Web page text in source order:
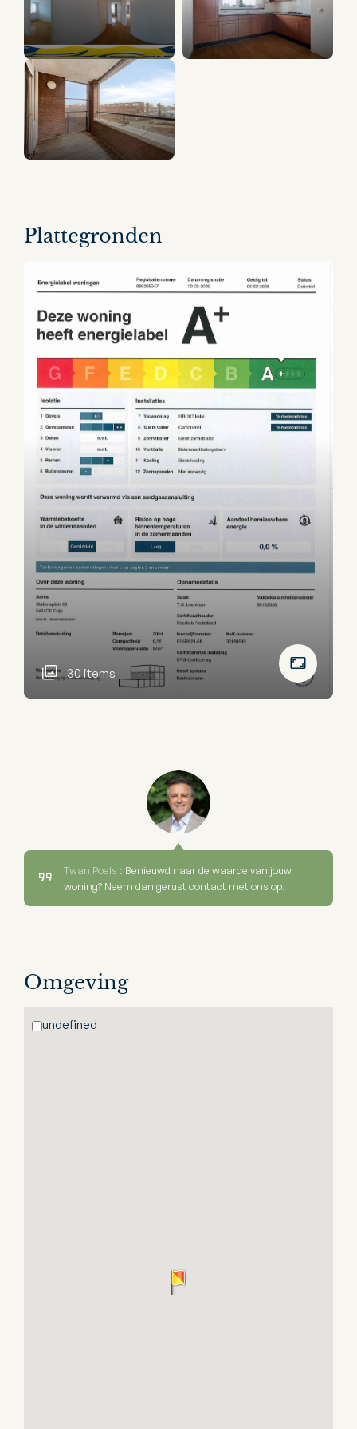
7 panorama's
Plattegronden
30 items
Twan Poels : Benieuwd naar de waarde van jouw
woning? Neem dan gerust contact met ons op.
Omgeving
undefined